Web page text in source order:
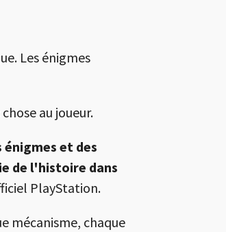
Les énigmes
au joueur.
énigmes et des
de l'histoire dans
PlayStation.
mécanisme, chaque